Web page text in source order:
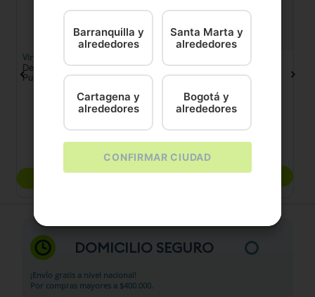
Virbac
Desparasitante Rondel
Puppy Jeringa Virbac
2 ML 5 ML
7000
NEXGARD COMBO CAT L
(2.5-7.5K)
0.9 ML
$49
COMPRAR
DOMICILIO SEGURO
¡Envío gratis a nivel nacional!
Por compras mayores a $400.000.
Barranquilla y
alrededores
Santa Marta y
alrededores
Cartagena y
alrededores
Bogotá y
alrededores
CONFIRMAR CIUDAD